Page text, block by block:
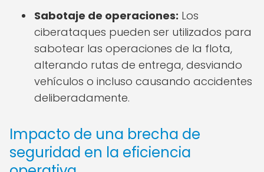
Sabotaje de operaciones: Los
ciberataques pueden ser utilizados para
sabotear las operaciones de la flota,
alterando rutas de entrega, desviando
vehículos o incluso causando accidentes
deliberadamente.
Impacto de una brecha de
seguridad en la eficiencia